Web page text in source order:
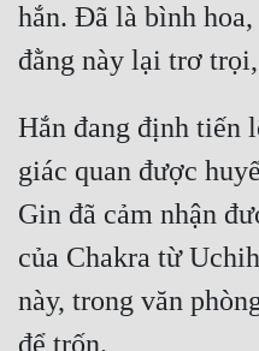
hắn. Đã là bình
Hắn đang định tiến
giác quan được
Gin đã cảm nhận
của Chakra từ
này, trong văn